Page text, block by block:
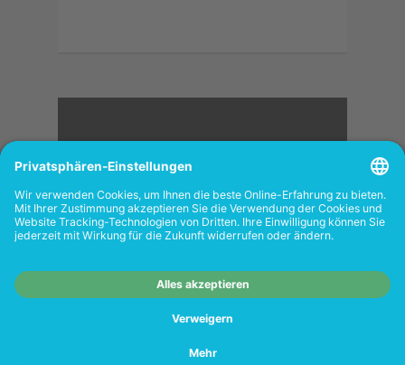
<
FOLGEN SIE UNS
Shops richtet sich nicht an Wiederverkäufer.
www.tonerhersteller.de